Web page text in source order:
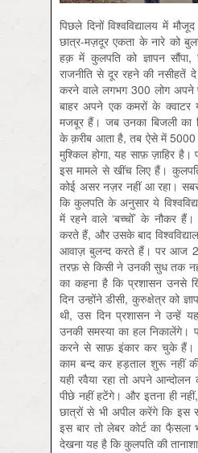
पिछले दिनों विश्वविद्यालय में
छात्र-मज़दूर एकता के नारे को
हक़ में कुलपति को ज्ञापन
राजनीति से दूर रहने की नसीहतें
करने वाले लगभग 300 लोग अपने
बाहर अपने एक कमरों के क्वाटर
मजबूर हैं। जब उनका बिजली का
के क़रीब आता है, तब ऐसे में 5000
मुश्किल होगा, यह साफ़ ज़ाहिर
इस मामले से खींच लिए हैं।
कोई असर नज़र नहीं आ रहा।
कि कुलपति के अनुसार ये
में रहने वाले ‘बच्चों’ के नौकर हैं।
करते हैं, और उसके बाद
आवाज़ बुलन्द करते हैं। पर आज
तरफ़ से किसी ने उनकी सुध तक
का कहना है कि प्रशासन उनसे
दिन उन्होंने डीसी, कुरुक्षेत्र को
थी, उस दिन प्रशासन ने उन्हें
उनकी समस्या का हल निकालेंगे।
करने से साफ़ इंकार कर चुके हैं।
काम बन्द कर हड़ताल शुरू नहीं
यही रवैया रहा तो अपने
पीछे नहीं हटेंगे। और इतना ही
छात्रों से भी अपील करेंगे कि इस
इस बार तो लेबर कोर्ट का
देखना यह है कि कुलपति की